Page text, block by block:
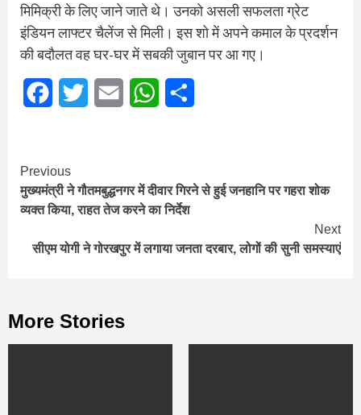
मिमिक्री के लिए जाने जाते थे। उनको असली सफलता ग्रेट
इंडियन लाफ्टर चैलेंज से मिली। इस शो में अपने कमाल के प्रदर्शन
की बदौलत वह घर-घर में सबकी जुबान पर आ गए।
FacebookTwitter Email WhatsApp
Continue
Reading
Previous
मुख्यमंत्री ने गौतमबुद्धनगर में दीवार गिरने से हुई जनहानि पर गहरा शोक
व्यक्त किया, राहत तेज करने का निर्देश
Next
सीएम योगी ने गोरखपुर में लगाया जनता दरबार, लोगों की सुनी समस्याएं
More Stories